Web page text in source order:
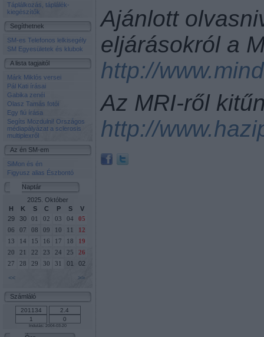
Táplálkozás, táplálék-
kiegészítők
Segíthetnek
SM-es Telefonos lelkisegély
SM Egyesületek és klubok
A lista tagjaitól
Márk Miklós versei
Pál Kati írásai
Gabika zenéi
Olasz Tamás fotói
Egy fiú írása
Segíts Mozdulni! Országos
médiapályázat a sclerosis
multiplexről
Az én SM-em
SiMon és én
Figyusz alias Észbontó
Naptár
2025. Október
H
K S C P S
V
29
30 01 02 03 04
05
06
07 08 09 10 11
12
13
14 15 16 17 18
19
20
21 22 23 24 25
26
27
28 29 30 31 01
02
<<
>>
Számláló
Indulás: 2004-03-20
Ajánlott
eljárásokról a
http://
Az MRI-ről
http://